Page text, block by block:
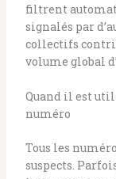
filtrent
signalés par
collectifs
volume global
Quand il est
numéro
Tous les
suspects.